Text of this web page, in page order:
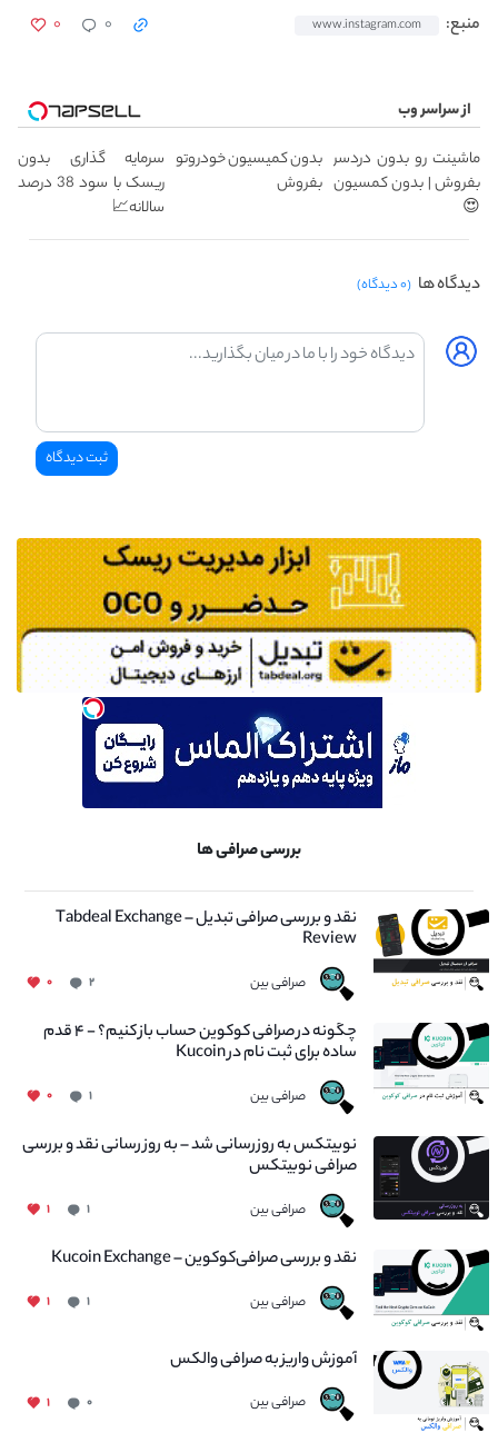
منبع: www.instagram.com ۰ ۰
از سراسر وب
ماشینت رو بدون دردسر
بفروش | بدون کمسیون
😍
بدون کمیسیون خودروتو
بفروش
سرمایه گذاری بدون
ریسک با سود 38 درصد
سالانه📈
دیدگاه ها (۰ دیدگاه)
بررسی صرافی ها
نقد و بررسی صرافی تبدیل – Tabdeal Exchange
Review
صرافی بین ۲ ۰
چگونه در صرافی کوکوین حساب باز کنیم؟ - ۴ قدم
ساده برای ثبت نام در Kucoin
صرافی بین ۱ ۰
نوبیتکس به روزرسانی شد – به روز رسانی نقد و بررسی
صرافی نوبیتکس
صرافی بین ۱ ۱
نقد و بررسی صرافی‌کوکوین – Kucoin Exchange
صرافی بین ۱ ۱
آموزش واریز به صرافی والکس
صرافی بین ۰ ۱